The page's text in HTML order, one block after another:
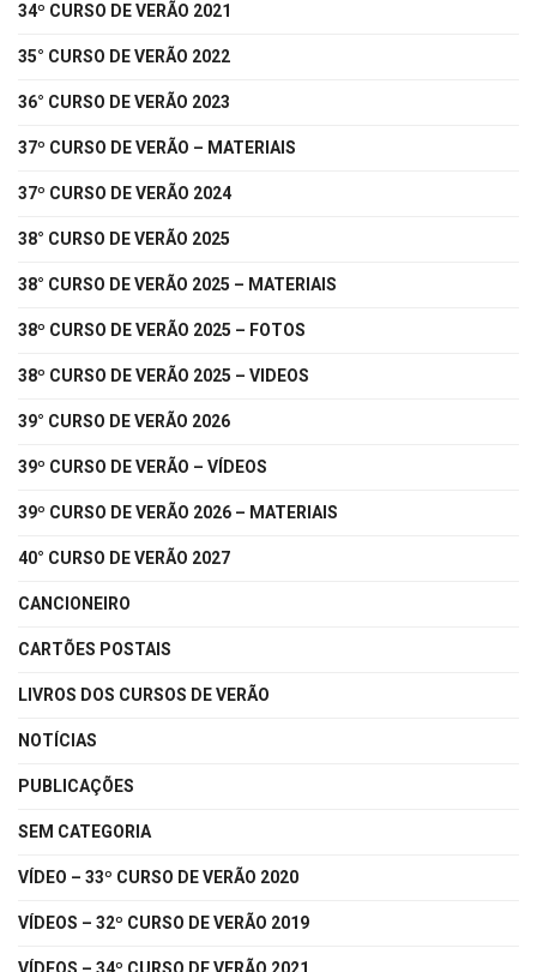
34º CURSO DE VERÃO 2021
35° CURSO DE VERÃO 2022
36° CURSO DE VERÃO 2023
37º CURSO DE VERÃO – MATERIAIS
37º CURSO DE VERÃO 2024
38° CURSO DE VERÃO 2025
38° CURSO DE VERÃO 2025 – MATERIAIS
38º CURSO DE VERÃO 2025 – FOTOS
38º CURSO DE VERÃO 2025 – VIDEOS
39° CURSO DE VERÃO 2026
39º CURSO DE VERÃO – VÍDEOS
39º CURSO DE VERÃO 2026 – MATERIAIS
40° CURSO DE VERÃO 2027
CANCIONEIRO
CARTÕES POSTAIS
LIVROS DOS CURSOS DE VERÃO
NOTÍCIAS
PUBLICAÇÕES
SEM CATEGORIA
VÍDEO – 33º CURSO DE VERÃO 2020
VÍDEOS – 32º CURSO DE VERÃO 2019